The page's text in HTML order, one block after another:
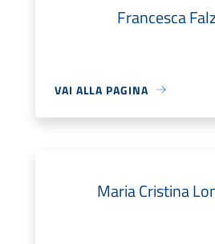
Francesca
VAI ALLA PAGINA
Maria Cristina